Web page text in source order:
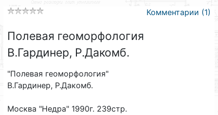
Комментарии (1)
Полевая геоморфология
В.Гардинер, Р.Дакомб.
"Полевая геоморфология"
В.Гардинер, Р.Дакомб.
Москва "Недра" 1990г. 239стр.